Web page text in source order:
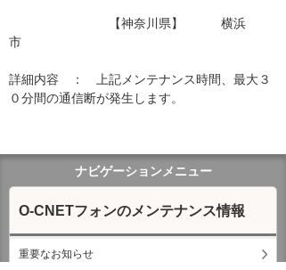
【神奈川県】　　　横浜
市
詳細内容　：　上記メンテナンス時間、最大３
０分間の通信断が発生します。
ナビゲーションメニュー
O-CNETフォンのメンテナンス情報
重要なお知らせ